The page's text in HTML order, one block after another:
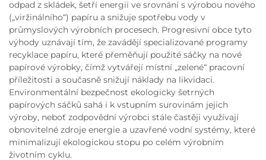
odpad z skládek, šetří energii ve srovnání s výrobou nového
(„viržinálního“) papíru a snižuje spotřebu vody v
průmyslových výrobních procesech. Progresivní obce tyto
výhody uznávají tím, že zavádějí specializované programy
recyklace papíru, které přeměňují použité sáčky na nové
papírové výrobky, čímž vytvářejí místní „zelené“ pracovní
příležitosti a současně snižují náklady na likvidaci.
Environmentální bezpečnost ekologicky šetrných
papírových sáčků sahá i k vstupním surovinám jejich
výroby, neboť zodpovědní výrobci stále častěji využívají
obnovitelné zdroje energie a uzavřené vodní systémy, které
minimalizují ekologickou stopu po celém výrobním
životním cyklu.